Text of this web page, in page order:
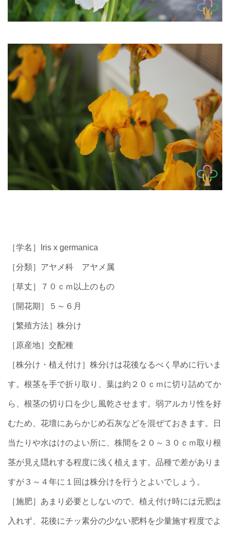
［学名］Iris x germanica
［分類］アヤメ科 アヤメ属
［草丈］７０ｃｍ以上のもの
［開花期］５～６月
［繁殖方法］株分け
［原産地］交配種
［株分け・植え付け］株分けは花後なるべく早めに行いま
す。根茎を手で折り取り、葉は約２０ｃｍに切り詰めてか
ら、根茎の切り口を少し風乾させます。弱アルカリ性を好
むため、花壇にあらかじめ石灰などを混ぜておきます。日
当たりや水はけのよい所に、株間を２０～３０ｃｍ取り根
茎が見え隠れする程度に浅く植えます。品種で差がありま
すが３～４年に１回は株分けを行うとよいでしょう。
［施肥］あまり必要としないので、植え付け時には元肥は
入れず、花後にチッ素分の少ない肥料を少量施す程度でよ